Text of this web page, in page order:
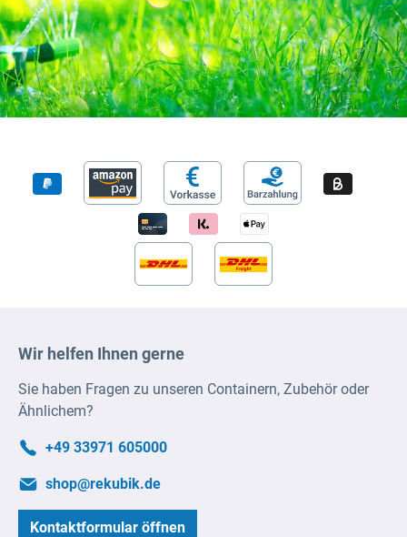
Wir helfen Ihnen gerne
Sie haben Fragen zu unseren Containern, Zubehör oder
Ähnlichem?
+49 33971 605000
shop@rekubik.de
Kontaktformular öffnen